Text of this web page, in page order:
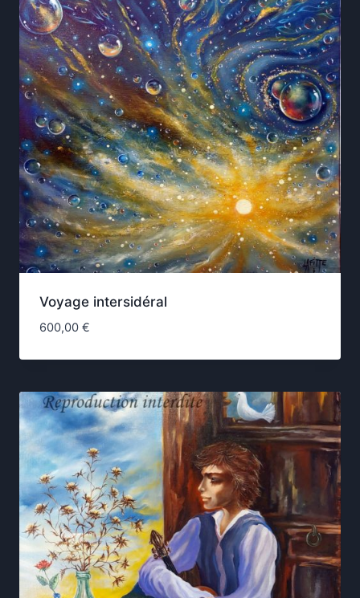
Voyage intersidéral
600,00 €